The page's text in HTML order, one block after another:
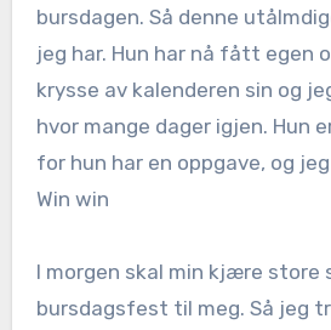
bursdagen. Så denne
jeg har. Hun har nå fått egen
krysse av kalenderen sin og
hvor mange dager igjen. Hun
for hun har en oppgave, og
Win win
I morgen skal min kjære store
bursdagsfest til meg. Så jeg